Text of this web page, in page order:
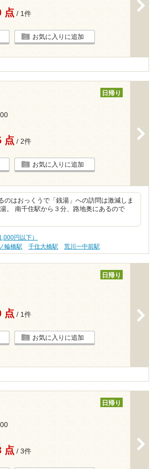
点 / 1件
お気に入りに追加
日帰り
点 / 2件
お気に入りに追加
はおっくうで「銭湯」への訪問は激減しま
。 南千住駅から３分、路地奥にあるので
円以下）
輪橋駅 千住大橋駅 荒川一中前駅
日帰り
点 / 1件
お気に入りに追加
日帰り
点 / 3件